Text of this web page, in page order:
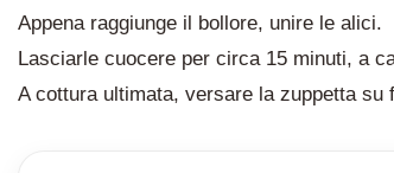
Appena raggiunge il bollore, unire le alici.
Lasciarle cuocere per circa 15 minuti, a
A cottura ultimata, versare la zuppetta